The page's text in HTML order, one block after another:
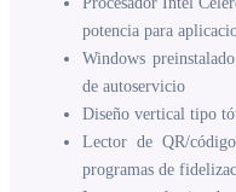
potencia para
Windows
de autoservicio
Diseño vertical tipo
Lector de QR/
programas de